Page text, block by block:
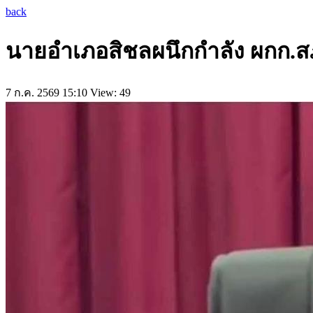
back
นายอำเภอสิชลผนึกกำลัง ผกก.
7 ก.ค. 2569 15:10 View: 49